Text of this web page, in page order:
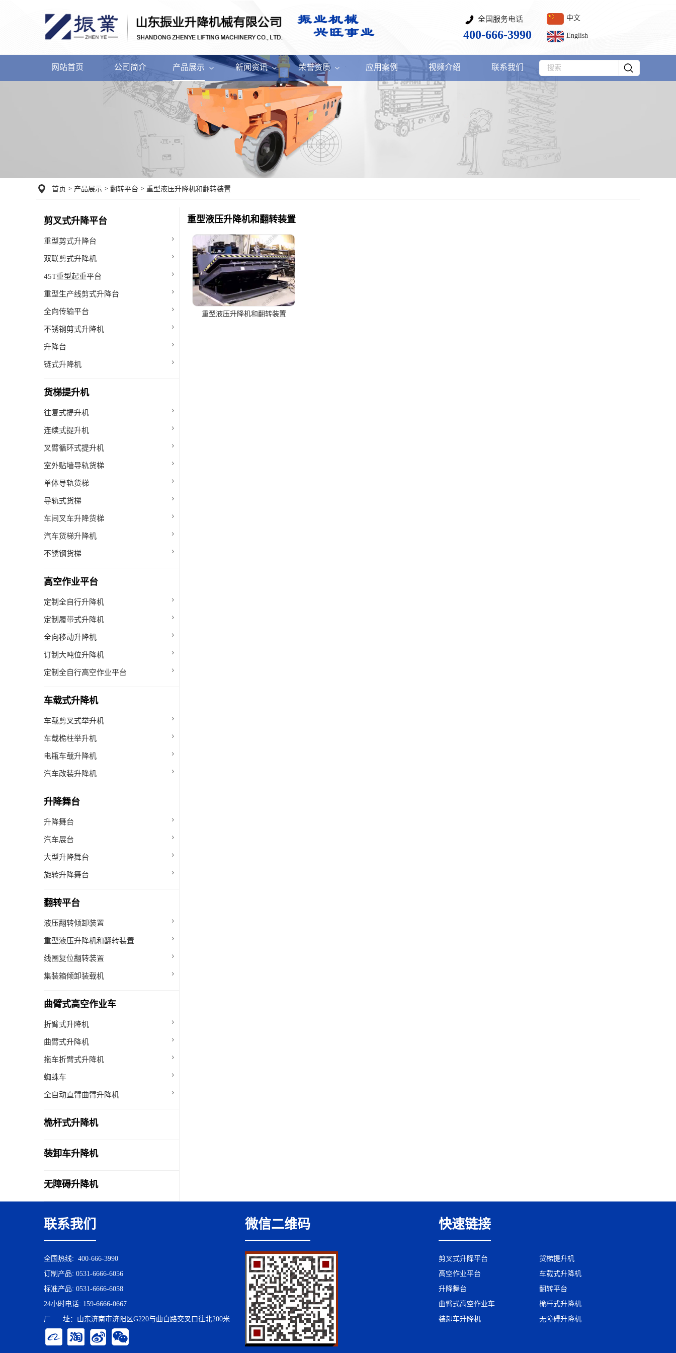
全国服务电话
400-666-3990
中文
English
网站首页 公司简介 产品展示 新闻资讯 荣誉资质 应用案例 视频介绍 联系我们
首页 > 产品展示 > 翻转平台 > 重型液压升降机和翻转装置
剪叉式升降平台
重型剪式升降台
双联剪式升降机
45T重型起重平台
重型生产线剪式升降台
全向传输平台
不锈钢剪式升降机
升降台
链式升降机
货梯提升机
往复式提升机
连续式提升机
叉臂循环式提升机
室外贴墙导轨货梯
单体导轨货梯
导轨式货梯
车间叉车升降货梯
汽车货梯升降机
不锈钢货梯
高空作业平台
定制全自行升降机
定制履带式升降机
全向移动升降机
订制大吨位升降机
定制全自行高空作业平台
车载式升降机
车载剪叉式举升机
车载桅柱举升机
电瓶车载升降机
汽车改装升降机
升降舞台
升降舞台
汽车展台
大型升降舞台
旋转升降舞台
翻转平台
液压翻转倾卸装置
重型液压升降机和翻转装置
线圈复位翻转装置
集装箱倾卸装载机
曲臂式高空作业车
折臂式升降机
曲臂式升降机
拖车折臂式升降机
蜘蛛车
全自动直臂曲臂升降机
桅杆式升降机
装卸车升降机
无障碍升降机
重型液压升降机和翻转装置
重型液压升降机和翻转装置
联系我们
全国热线: 400-666-3990
订制产品: 0531-6666-6056
标准产品: 0531-6666-6058
24小时电话: 159-6666-0667
厂 址：山东济南市济阳区G220与曲白路交叉口往北200米
微信二维码 快速链接
剪叉式升降平台
货梯提升机
高空作业平台
车载式升降机
升降舞台
翻转平台
曲臂式高空作业车
桅杆式升降机
装卸车升降机
无障碍升降机